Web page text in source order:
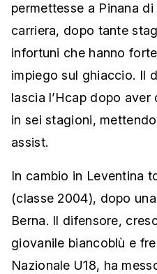
permettesse a Pinana
carriera, dopo tante
infortuni che hanno
impiego sul ghiaccio. Il
lascia l’Hcap dopo
in sei stagioni,
assist.
In cambio in Leventina
(classe 2004), dopo
Berna. Il difensore,
giovanile biancoblù e
Nazionale U18, ha